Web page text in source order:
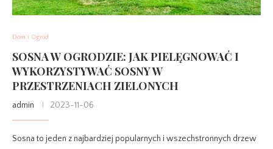
Dom i Ogród
SOSNA W OGRODZIE: JAK PIELĘGNOWAĆ I
WYKORZYSTYWAĆ SOSNY W
PRZESTRZENIACH ZIELONYCH
admin 2023-11-06
Sosna to jeden z najbardziej popularnych i wszechstronnych drzew